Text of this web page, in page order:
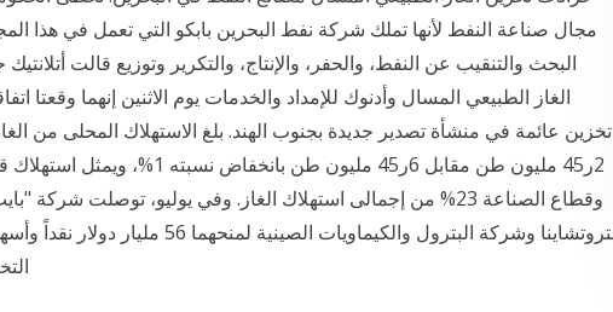
مجال صناعة النفط لأنها تملك شركة نفط البحرين بابكو التي تعمل في هذا
البحث والتنقيب عن النفط، والحفر، والإنتاج، والتكرير وتوزيع قالت
الغاز الطبيعي المسال وأدنوك للإمداد والخدمات يوم الاثنين إنهما وقعتا
تخزين عائمة في منشأة تصدير جديدة بجنوب الهند. بلغ الاستهلاك المحلى من
وقطاع الصناعة 23% من إجمالى استهلاك الغاز. وفي يوليو، توصلت
بتروتشاينا وشركة البترول والكيماويات